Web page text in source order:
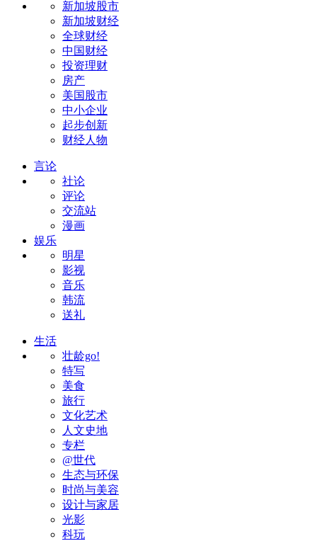
新加坡股市
新加坡财经
全球财经
中国财经
投资理财
房产
美国股市
中小企业
起步创新
财经人物
言论
社论
评论
交流站
漫画
娱乐
明星
影视
音乐
韩流
送礼
生活
壮龄go!
特写
美食
旅行
文化艺术
人文史地
专栏
@世代
生态与环保
时尚与美容
设计与家居
光影
科玩